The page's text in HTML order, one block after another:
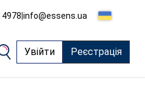
|info@essens.ua
Увійти Реєстрація